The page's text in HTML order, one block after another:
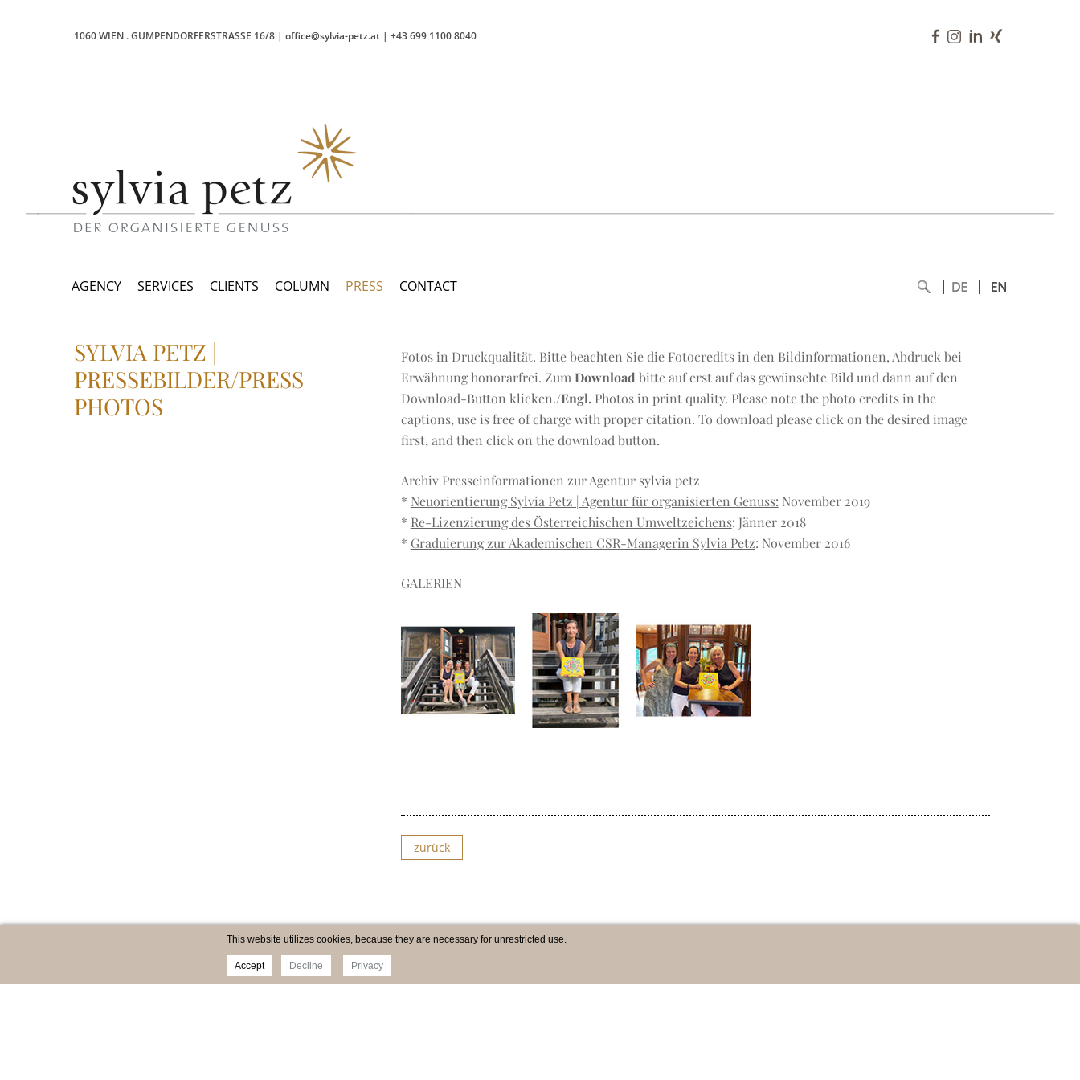
1060 WIEN .GUMPENDORFERSTRASSE 16/8 | office@sylvia-petz.at | +43 699 1100 8040
AGENCY SERVICES CLIENTS COLUMN PRESS CONTACT
SYLVIA PETZ |
PRESSEBILDER/PRESS
PHOTOS
Fotos in Druckqualität. Bitte beachten Sie die Fotocredits in den Bildinformationen, Abdruck bei
Erwähnung honorarfrei. Zum Download bitte auf erst auf das gewünschte Bild und dann auf den
Download-Button klicken./Engl.Photos in print quality. Please note the photo credits in the
captions, use is free of charge with proper citation. To download please click on the desired image
first, and then click on the download button.
Archiv Presseinformationen zur Agentur sylvia petz
* Neuorientierung Sylvia Petz | Agentur für organisierten Genuss: November 2019
* Re-Lizenzierung des Österreichischen Umweltzeichens: Jänner 2018
* Graduierung zur Akademischen CSR-Managerin Sylvia Petz: November 2016
GALERIEN
zurück
This website utilizes cookies, because they are necessary for unrestricted use.
Accept Decline Privacy